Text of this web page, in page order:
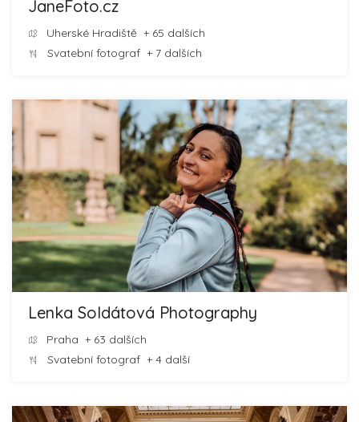
JaneFoto.cz
Uherské Hradiště + 65 dalších
Svatební fotograf + 7 dalších
Lenka Soldátová Photography
Praha + 63 dalších
Svatební fotograf + 4 další